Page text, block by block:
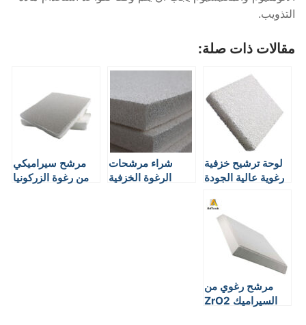
التذويب.
مقالات ذات صلة:
لوحة ترشيح خزفية
رغوية عالية الجودة
شراء مرشحات
الرغوة الخزفية
مرشح سيراميكي
من رغوة الزركونيا
مرشح رغوي من
السيراميك ZrO2